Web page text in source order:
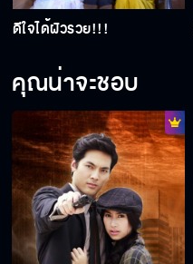
ดีใจได้ผัวรวย!!!
คุณน่าจะชอบ